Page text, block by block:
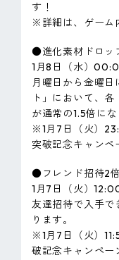
す！
※詳細は、ゲーム
●進化素材ドロッ
1月8日（水）
月曜日から金曜
ト」において、
が通常の1.5倍にな
※1月7日（火）
突破記念キャンペ
●フレンド招待2
1月7日（火）
友達招待で入手で
ります。
※1月7日（火）
破記念キャンペー